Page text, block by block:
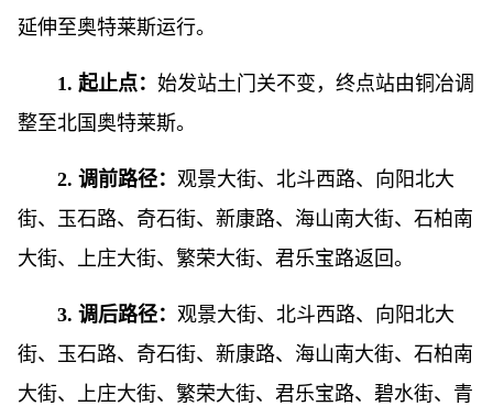
延伸至奥特莱斯运行。
1. 起止点： 始发站土门关不变，终点站由铜冶调
整至北国奥特莱斯。
2. 调前路径： 观景大街、北斗西路、向阳北大
街、玉石路、奇石街、新康路、海山南大街、石柏南
大街、上庄大街、繁荣大街、君乐宝路返回。
3. 调后路径： 观景大街、北斗西路、向阳北大
街、玉石路、奇石街、新康路、海山南大街、石柏南
大街、上庄大街、繁荣大街、君乐宝路、碧水街、青